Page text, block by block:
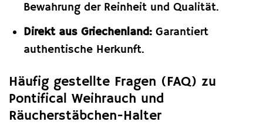
Bewahrung der Reinheit und Qualität.
Direkt aus Griechenland:Garantiert
authentische Herkunft.
Häufig gestellte Fragen (FAQ) zu
Pontifical Weihrauch und
Räucherstäbchen-Halter